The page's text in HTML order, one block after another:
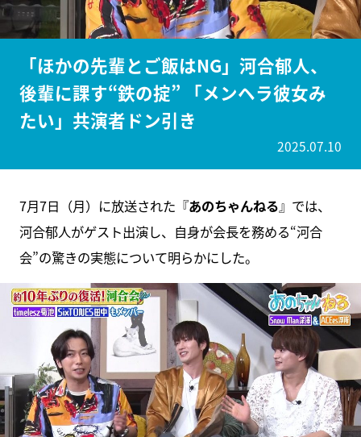
「ほかの先輩とご飯はNG」河合郁人、
後輩に課す“鉄の掟” 「メンヘラ彼女み
たい」共演者ドン引き
2025.07.10
7月7日（月）に放送された『あのちゃんねる』では、
河合郁人がゲスト出演し、自身が会長を務める“河合
会”の驚きの実態について明らかにした。